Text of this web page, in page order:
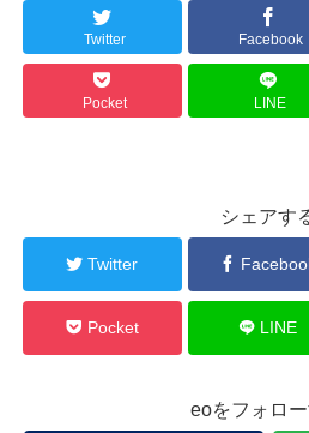
Twitter Facebook
Pocket LINE
シェアす
Twitter
Pocket LINE
eoをフォロ